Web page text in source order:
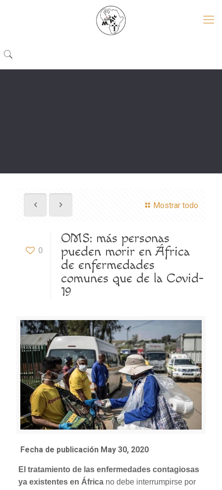
Mostrar todo
0
OMS: más personas
pueden morir en África
de enfermedades
comunes que de la Covid-
19
Fecha de publicación May 30, 2020
El tratamiento de las enfermedades contagiosas
ya existentes en Áfricano debe interrumpirse por